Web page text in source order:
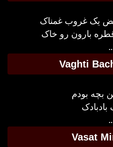
یک غروب غمناک
بارون رو خاک
Vaghti
بچه بودم
بادبادک
Vasat